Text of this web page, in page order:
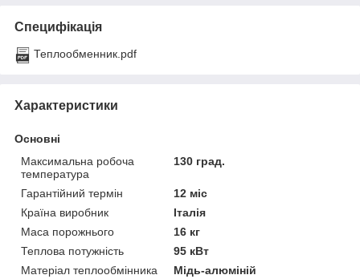
Специфікація
Теплообменник.pdf
Характеристики
Основні
Максимальна робоча
температура
130 град.
Гарантійний термін
12 міс
Країна виробник
Італія
Маса порожнього
16 кг
Теплова потужність
95 кВт
Матеріал теплообмінника
Мідь-алюміній